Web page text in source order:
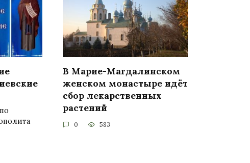
В Марие-Магдалинском
женском монастыре идёт
сбор лекарственных
растений
0 583